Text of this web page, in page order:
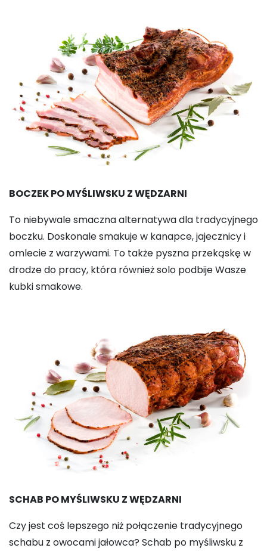
BOCZEK PO MYŚLIWSKU Z WĘDZARNI
To niebywale smaczna alternatywa dla tradycyjnego
boczku. Doskonale smakuje w kanapce, jajecznicy i
omlecie z warzywami. To także pyszna przekąskę w
drodze do pracy, która również solo podbije Wasze
kubki smakowe.
SCHAB PO MYŚLIWSKU Z WĘDZARNI
Czy jest coś lepszego niż połączenie tradycyjnego
schabu z owocami jałowca? Schab po myśliwsku z